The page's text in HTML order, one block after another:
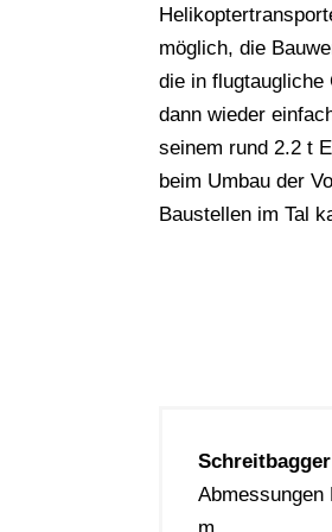
möglich, die
die in flugtaugliche
dann wieder
seinem rund 2.2 t
beim Umbau der
Baustellen im Tal
m